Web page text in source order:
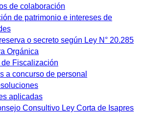
de colaboración
de patrimonio e intereses de
o secreto según Ley N° 20.285
Orgánica
de Fiscalización
a concurso de personal
aplicadas
Consultivo Ley Corta de Isapres